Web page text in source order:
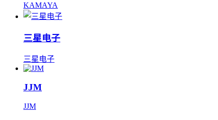
KAMAYA
三星电子
三星电子
JJM
JJM